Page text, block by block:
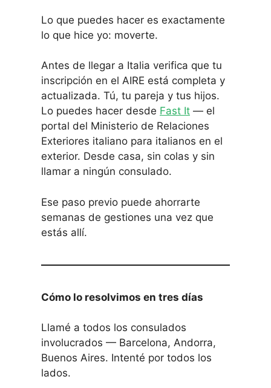
Lo que puedes hacer es exactamente
lo que hice yo: moverte.
Antes de llegar a Italia verifica que tu
inscripción en el AIRE está completa y
actualizada. Tú, tu pareja y tus hijos.
Lo puedes hacer desde Fast It — el
portal del Ministerio de Relaciones
Exteriores italiano para italianos en el
exterior. Desde casa, sin colas y sin
llamar a ningún consulado.
Ese paso previo puede ahorrarte
semanas de gestiones una vez que
estás allí.
Cómo lo resolvimos en tres días
Llamé a todos los consulados
involucrados — Barcelona, Andorra,
Buenos Aires. Intenté por todos los
lados.